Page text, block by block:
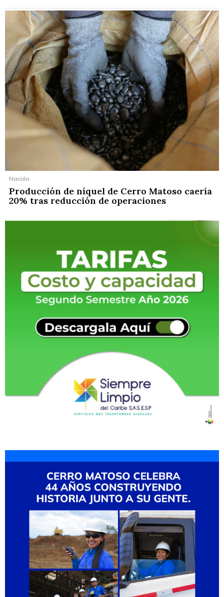
Nación
Producción de níquel de Cerro Matoso caería
20% tras reducción de operaciones